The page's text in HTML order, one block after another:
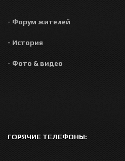
- Форум жителей
- История
- Фото & видео
ГОРЯЧИЕ ТЕЛЕФОНЫ: